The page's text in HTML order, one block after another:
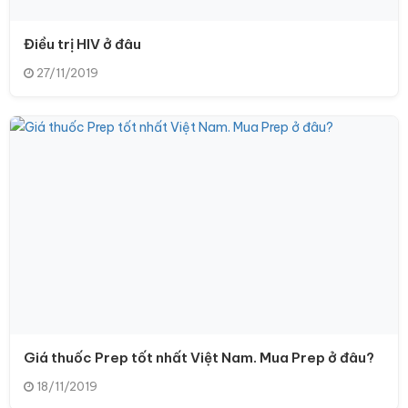
Điều trị HIV ở đâu
27/11/2019
Giá thuốc Prep tốt nhất Việt Nam. Mua Prep ở đâu?
18/11/2019